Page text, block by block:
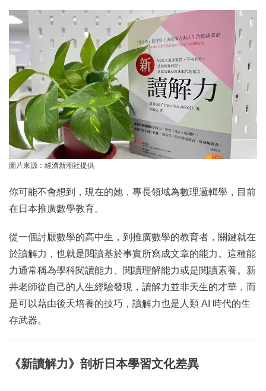
圖片來源：經濟新潮社提供
你可能不會想到，現在的她，專長領域為數理邏輯學，目前
在日本推廣數學教育。
從一個討厭數學的高中生，到推廣數學的教育者，關鍵就在
於讀解力，也就是閱讀基於事實所寫成文章的能力。這種能
力通常稱為學科閱讀能力、閱讀理解能力或是閱讀素養。新
井老師從自己的人生經驗發現，讀解力並非天生的才華，而
是可以藉由後天培養的技巧，讀解力也是人類 AI 時代的生
存武器。
《新讀解力》剖析日本學習文化差異